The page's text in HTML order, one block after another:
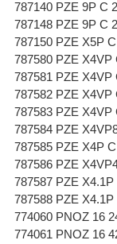
787140 PZE 9P C
787148 PZE 9P C
787150 PZE X5P
787580 PZE X4VP
787581 PZE X4VP
787582 PZE X4VP
787583 PZE X4VP
787584 PZE
787585 PZE X4P
787586 PZE
787587 PZE
787588 PZE
774060 PNOZ 16
774061 PNOZ 16